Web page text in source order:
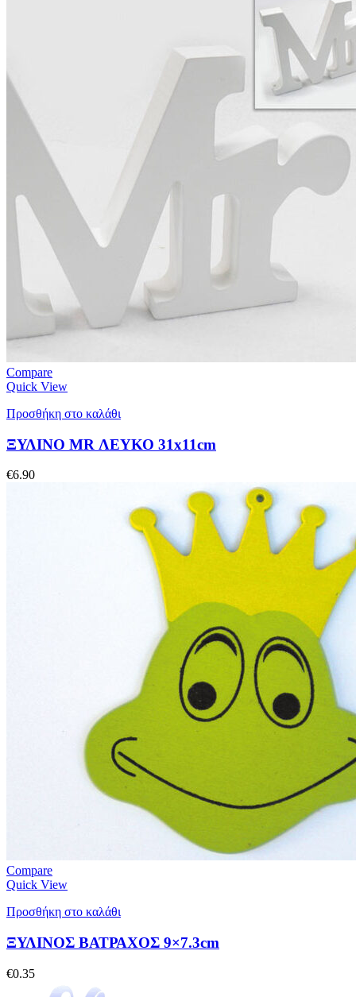
Compare
Quick View
Προσθήκη στο καλάθι
ΞΥΛΙΝΟ MR ΛΕΥΚΟ 31x11cm
€6.90
Compare
Quick View
Προσθήκη στο καλάθι
ΞΥΛΙΝΟΣ ΒΑΤΡΑΧΟΣ 9×7.3cm
€0.35